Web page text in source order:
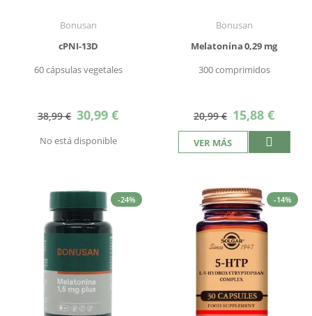
Bonusan
cPNI-13D
60 cápsulas vegetales
38,99 € Precio
especial
30,99 €
No está disponible
Bonusan
Melatonina 0,29 mg
300 comprimidos
20,99 € Precio
especial
15,88 €
VER MÁS
-24% -14%